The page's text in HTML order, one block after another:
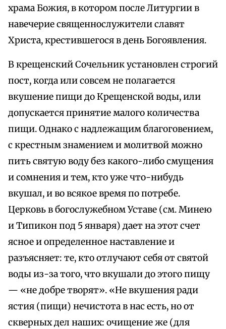
храма Божия, в котором после Литургии в
навечерие священнослужители славят
Христа, крестившегося в день Богоявления.
В крещенский Сочельник установлен строгий
пост, когда или совсем не полагается
вкушение пищи до Крещенской воды, или
допускается принятие малого количества
пищи. Однако с надлежащим благоговением,
с крестным знамением и молитвой можно
пить святую воду без какого-либо смущения
и сомнения и тем, кто уже что-нибудь
вкушал, и во всякое время по потребе.
Церковь в богослужебном Уставе (см. Минею
и Типикон под 5 января) дает на этот счет
ясное и определенное наставление и
разъясняет: те, кто отлучают себя от святой
воды из-за того, что вкушали до этого пищу
— «не добре творят». «Не вкушения ради
ястия (пищи) нечистота в нас есть, но от
скверных дел наших: очищение же (для